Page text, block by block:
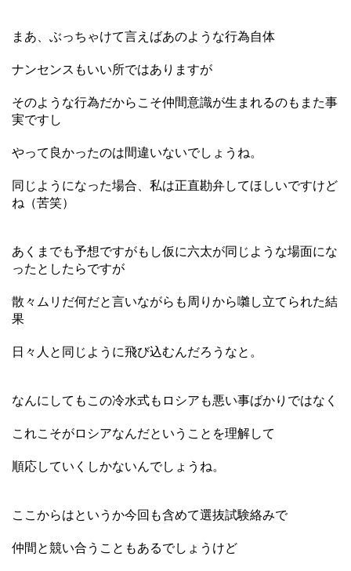
まあ、ぶっちゃけて言えばあのような行為自体
ナンセンスもいい所ではありますが
そのような行為だからこそ仲間意識が生まれるのもまた事
実ですし
やって良かったのは間違いないでしょうね。
同じようになった場合、私は正直勘弁してほしいですけど
ね（苦笑）
あくまでも予想ですがもし仮に六太が同じような場面にな
ったとしたらですが
散々ムリだ何だと言いながらも周りから囃し立てられた結
果
日々人と同じように飛び込むんだろうなと。
なんにしてもこの冷水式もロシアも悪い事ばかりではなく
これこそがロシアなんだということを理解して
順応していくしかないんでしょうね。
ここからはというか今回も含めて選抜試験絡みで
仲間と競い合うこともあるでしょうけど